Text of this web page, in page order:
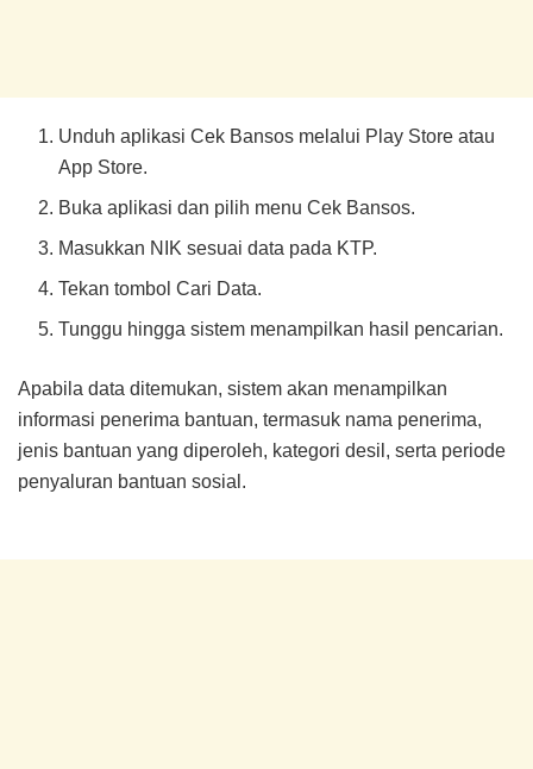
Unduh aplikasi Cek Bansos melalui Play Store atau
App Store.
Buka aplikasi dan pilih menu Cek Bansos.
Masukkan NIK sesuai data pada KTP.
Tekan tombol Cari Data.
Tunggu hingga sistem menampilkan hasil pencarian.
Apabila data ditemukan, sistem akan menampilkan
informasi penerima bantuan, termasuk nama penerima,
jenis bantuan yang diperoleh, kategori desil, serta periode
penyaluran bantuan sosial.